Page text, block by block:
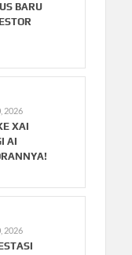
BARU
2026
XAI
AI
2026